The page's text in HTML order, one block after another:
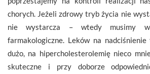
chorych. Jeżeli zdrowy tryb życia nie
nie wystarcza – wtedy musimy
farmakologiczne. Leków na
dużo, na hipercholesterolemię nieco
skuteczne i przy doborze